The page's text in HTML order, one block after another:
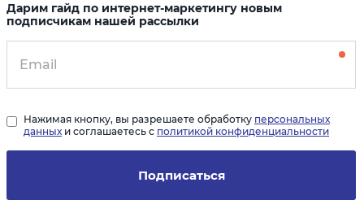
Дарим гайд по интернет-маркетингу новым
подписчикам нашей рассылки
Подписаться
Нажимая кнопку, вы разрешаете обработку персональных
данных и соглашаетесь с политикой конфиденциальности